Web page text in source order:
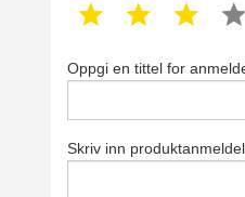
1 star 2 star 3 star
Oppgi en tittel for
Skriv inn